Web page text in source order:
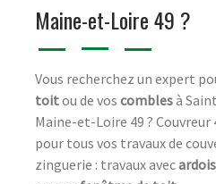
Maine-et-Loire 49 ?
Vous recherchez un expert
toitou de vos comblesà
Maine-et-Loire 49 ?
pour tous vos travaux de
zinguerie : travaux avec